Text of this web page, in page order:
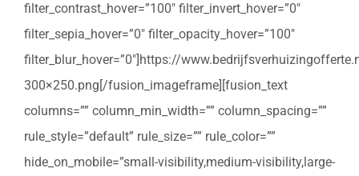
filter_contrast_hover=”100″ filter_invert_hover=”0″
filter_sepia_hover=”0″ filter_opacity_hover=”100″
filter_blur_hover=”0″]https://
300×250.png[/fusion_imageframe][fusion_text
columns=”” column_min_width=”” column_spacing=””
rule_style=”default” rule_size=”” rule_color=””
hide_on_mobile=”small-visibility,medium-visibility,large-